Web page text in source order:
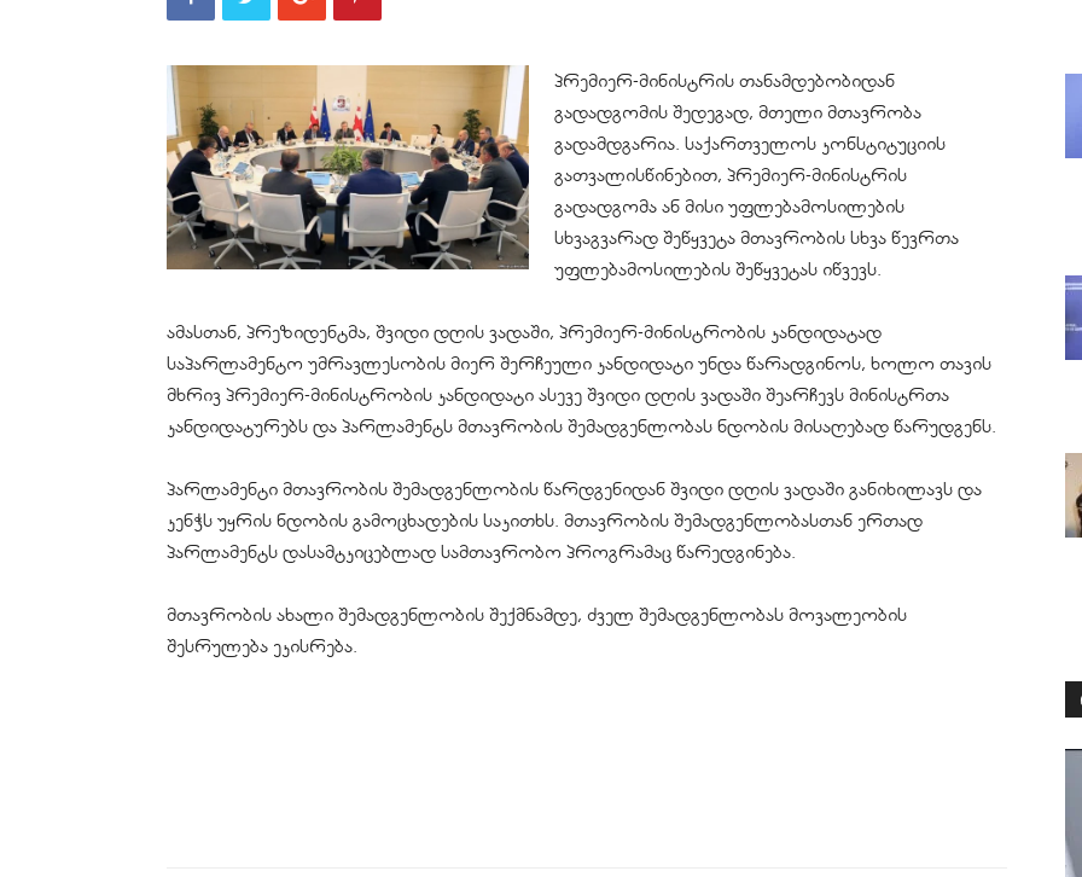
პრემიერ-მინისტრის თანამდებობიდან
გადადგომის შედეგად, მთელი მთავრობა
გადამდგარია. საქართველოს კონსტიტუციის
გათვალისწინებით, პრემიერ-მინისტრის
გადადგომა ან მისი უფლებამოსილების
სხვაგვარად შეწყვეტა მთავრობის სხვა წევრთა
უფლებამოსილების შეწყვეტას იწვევს.
ამასთან, პრეზიდენტმა, შვიდი დღის ვადაში, პრემიერ-მინისტრობის კანდიდატად
საპარლამენტო უმრავლესობის მიერ შერჩეული კანდიდატი უნდა წარადგინოს, ხოლო თავის
მხრივ პრემიერ-მინისტრობის კანდიდატი ასევე შვიდი დღის ვადაში შეარჩევს მინისტრთა
კანდიდატურებს და პარლამენტს მთავრობის შემადგენლობას ნდობის მისაღებად წარუდგენს.
პარლამენტი მთავრობის შემადგენლობის წარდგენიდან შვიდი დღის ვადაში განიხილავს და
კენჭს უყრის ნდობის გამოცხადების საკითხს. მთავრობის შემადგენლობასთან ერთად
პარლამენტს დასამტკიცებლად სამთავრობო პროგრამაც წარედგინება.
მთავრობის ახალი შემადგენლობის შექმნამდე, ძველ შემადგენლობას მოვალეობის
შესრულება ეკისრება.